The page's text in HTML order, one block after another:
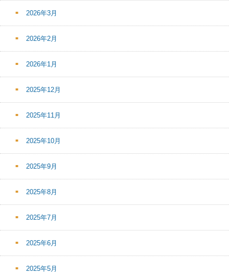
2026年3月
2026年2月
2026年1月
2025年12月
2025年11月
2025年10月
2025年9月
2025年8月
2025年7月
2025年6月
2025年5月